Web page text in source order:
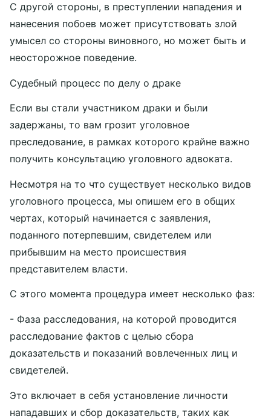
С другой стороны, в преступлении нападения и
нанесения побоев может присутствовать злой
умысел со стороны виновного, но может быть и
неосторожное поведение.
Судебный процесс по делу о драке
Если вы стали участником драки и были
задержаны, то вам грозит уголовное
преследование, в рамках которого крайне важно
получить консультацию уголовного адвоката.
Несмотря на то что существует несколько видов
уголовного процесса, мы опишем его в общих
чертах, который начинается с заявления,
поданного потерпевшим, свидетелем или
прибывшим на место происшествия
представителем власти.
С этого момента процедура имеет несколько фаз:
- Фаза расследования, на которой проводится
расследование фактов с целью сбора
доказательств и показаний вовлеченных лиц и
свидетелей.
Это включает в себя установление личности
нападавших и сбор доказательств, таких как